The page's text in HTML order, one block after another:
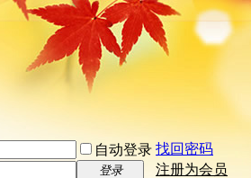
自动登录 找回密码
登录
注册为会员